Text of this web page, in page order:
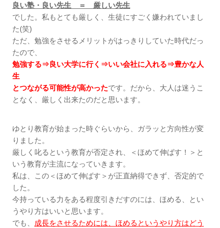
良い塾・良い先生 ＝ 厳しい先生
でした。私もとても厳しく、生徒にすごく嫌われていまし
た(笑)
ただ、勉強をさせるメリットがはっきりしていた時代だっ
たので、
勉強する⇒良い大学に行く⇒いい会社に入れる⇒豊かな人
生
とつながる可能性が高かったです。だから、大人は迷うこ
となく、厳しく出来たのだと思います。
ゆとり教育が始まった時ぐらいから、ガラッと方向性が変
りました。
厳しく叱るという教育が否定され、＜ほめて伸ばす！＞と
いう教育が主流になっていきます。
私は、この＜ほめて伸ばす＞が正直納得できず、否定的で
した。
今持っている力をある程度引きだすのには、ほめる、とい
うやり方はいいと思います。
でも、 成長をさせるためには、ほめるというやり方はどう